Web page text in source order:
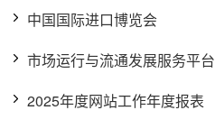
中国国际进口博览会
市场运行与流通发展服务平台
2025年度网站工作年度报表